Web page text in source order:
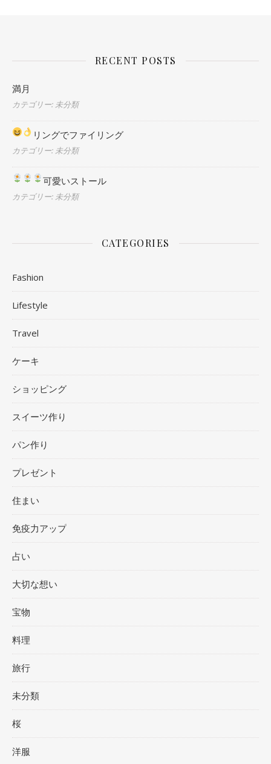
RECENT POSTS
満月
カテゴリー: 未分類
リングでファイリング
カテゴリー: 未分類
可愛いストール
カテゴリー: 未分類
CATEGORIES
Fashion
Lifestyle
Travel
ケーキ
ショッピング
スイーツ作り
パン作り
プレゼント
住まい
免疫力アップ
占い
大切な想い
宝物
料理
旅行
未分類
桜
洋服